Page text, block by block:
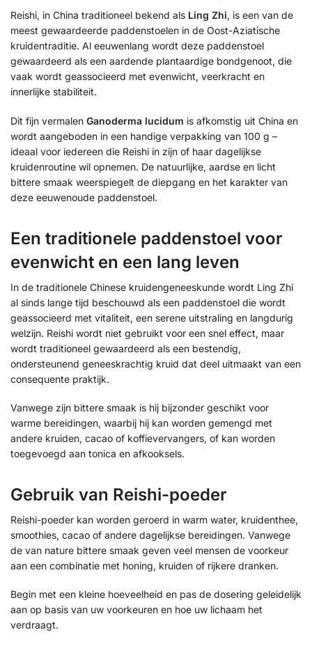
Reishi, in China traditioneel bekend als Ling Zhi, is een van de
meest gewaardeerde paddenstoelen in de Oost-Aziatische
kruidentraditie. Al eeuwenlang wordt deze paddenstoel
gewaardeerd als een aardende plantaardige bondgenoot, die
vaak wordt geassocieerd met evenwicht, veerkracht en
innerlijke stabiliteit.
Dit fijn vermalen Ganoderma lucidum is afkomstig uit China en
wordt aangeboden in een handige verpakking van 100 g –
ideaal voor iedereen die Reishi in zijn of haar dagelijkse
kruidenroutine wil opnemen. De natuurlijke, aardse en licht
bittere smaak weerspiegelt de diepgang en het karakter van
deze eeuwenoude paddenstoel.
Een traditionele paddenstoel voor
evenwicht en een lang leven
In de traditionele Chinese kruidengeneeskunde wordt Ling Zhi
al sinds lange tijd beschouwd als een paddenstoel die wordt
geassocieerd met vitaliteit, een serene uitstraling en langdurig
welzijn. Reishi wordt niet gebruikt voor een snel effect, maar
wordt traditioneel gewaardeerd als een bestendig,
ondersteunend geneeskrachtig kruid dat deel uitmaakt van een
consequente praktijk.
Vanwege zijn bittere smaak is hij bijzonder geschikt voor
warme bereidingen, waarbij hij kan worden gemengd met
andere kruiden, cacao of koffievervangers, of kan worden
toegevoegd aan tonica en afkooksels.
Gebruik van Reishi-poeder
Reishi-poeder kan worden geroerd in warm water, kruidenthee,
smoothies, cacao of andere dagelijkse bereidingen. Vanwege
de van nature bittere smaak geven veel mensen de voorkeur
aan een combinatie met honing, kruiden of rijkere dranken.
Begin met een kleine hoeveelheid en pas de dosering geleidelijk
aan op basis van uw voorkeuren en hoe uw lichaam het
verdraagt.